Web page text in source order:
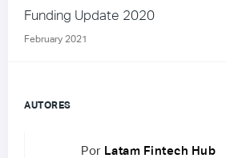
Funding Update 2020
February 2021
AUTORES
Por Latam Fintech Hub